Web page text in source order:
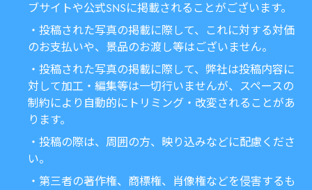
ブサイトや公式SNSに掲載されることがございます。
・投稿された写真の掲載に際して、これに対する対価
のお支払いや、景品のお渡し等はございません。
・投稿された写真の掲載に際して、弊社は投稿内容に
対して加工・編集等は一切行いませんが、スペースの
制約により自動的にトリミング・改変されることがあ
ります。
・投稿の際は、周囲の方、映り込みなどに配慮くださ
い。
・第三者の著作権、商標権、肖像権などを侵害するも